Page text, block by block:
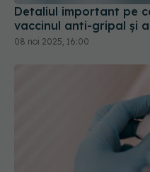
Detaliul important pe
vaccinul anti-gripal și
08 noi 2025, 16:00